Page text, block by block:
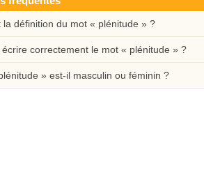
la définition du mot « plénitude » ?
correctement le mot « plénitude » ?
» est-il masculin ou féminin ?